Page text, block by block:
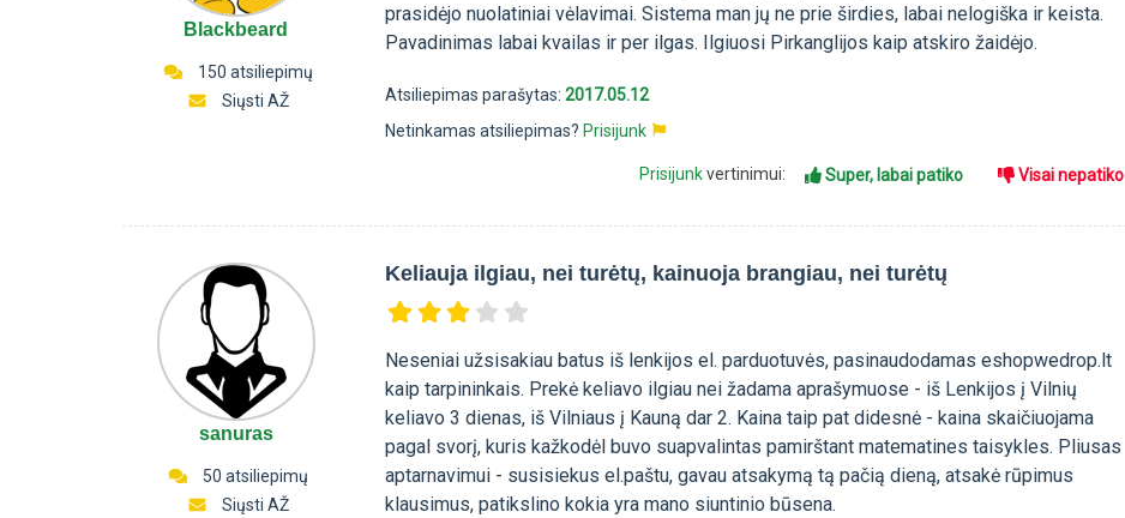
Blackbeard
150 atsiliepimų
Siųsti AŽ
prasidėjo nuolatiniai vėlavimai. Sistema man jų ne prie širdies, labai nelogiška ir keista.
Pavadinimas labai kvailas ir per ilgas. Ilgiuosi Pirkanglijos kaip atskiro žaidėjo.
Atsiliepimas parašytas:2017.05.12
Netinkamas atsiliepimas? Prisijunk
Prisijunkvertinimui: Super, labai patiko Visai nepatiko
sanuras
50 atsiliepimų
Siųsti AŽ
Keliauja ilgiau, nei turėtų, kainuoja brangiau, nei turėtų
Neseniai užsisakiau batus iš lenkijos el. parduotuvės, pasinaudodamas eshopwedrop.lt
kaip tarpininkais. Prekė keliavo ilgiau nei žadama aprašymuose - iš Lenkijos į Vilnių
keliavo 3 dienas, iš Vilniaus į Kauną dar 2. Kaina taip pat didesnė - kaina skaičiuojama
pagal svorį, kuris kažkodėl buvo suapvalintas pamirštant matematines taisykles. Pliusas
aptarnavimui - susisiekus el.paštu, gavau atsakymą tą pačią dieną, atsakė rūpimus
klausimus, patikslino kokia yra mano siuntinio būsena.